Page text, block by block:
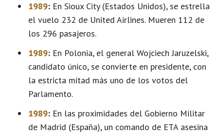
1989: En Sioux City (Estados Unidos), se estrella
el vuelo 232 de United Airlines. Mueren 112 de
los 296 pasajeros.
1989: En Polonia, el general Wojciech Jaruzelski,
candidato único, se convierte en presidente, con
la estricta mitad más uno de los votos del
Parlamento.
1989: En las proximidades del Gobierno Militar
de Madrid (España), un comando de ETA asesina